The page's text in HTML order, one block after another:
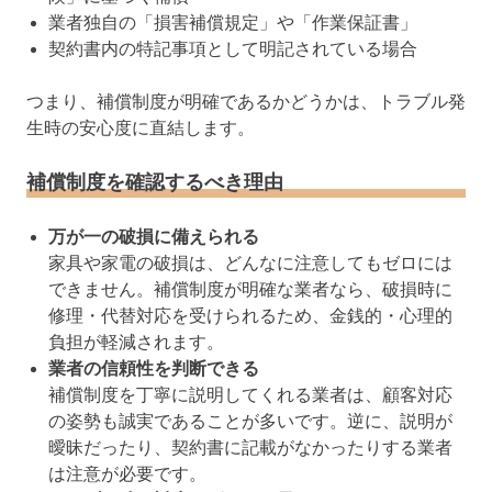
業者独自の「損害補償規定」や「作業保証書」
契約書内の特記事項として明記されている場合
つまり、補償制度が明確であるかどうかは、トラブル発
生時の安心度に直結します。
補償制度を確認するべき理由
万が一の破損に備えられる
家具や家電の破損は、どんなに注意してもゼロには
できません。補償制度が明確な業者なら、破損時に
修理・代替対応を受けられるため、金銭的・心理的
負担が軽減されます。
業者の信頼性を判断できる
補償制度を丁寧に説明してくれる業者は、顧客対応
の姿勢も誠実であることが多いです。逆に、説明が
曖昧だったり、契約書に記載がなかったりする業者
は注意が必要です。